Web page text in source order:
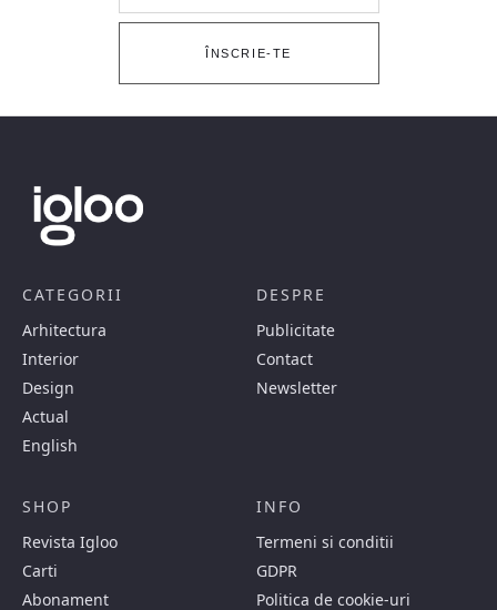
ÎNSCRIE-TE
CATEGORII
Arhitectura
Interior
Design
Actual
English
DESPRE
Publicitate
Contact
Newsletter
SHOP
Revista Igloo
Carti
Abonament
INFO
Termeni si conditii
GDPR
Politica de cookie-uri